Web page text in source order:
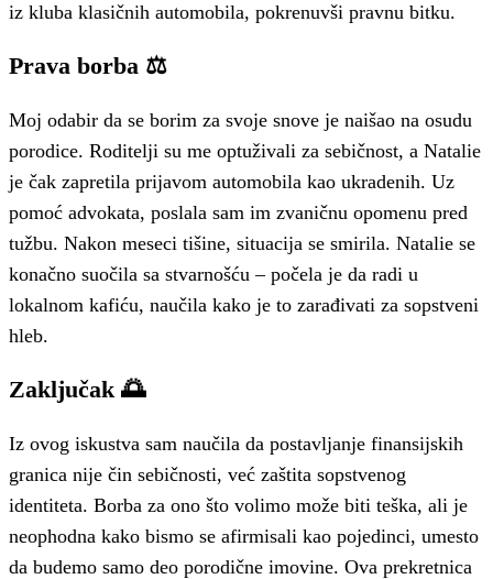
iz kluba klasičnih automobila, pokrenuvši pravnu bitku.
Prava borba ⚖️
Moj odabir da se borim za svoje snove je naišao na osudu
porodice. Roditelji su me optuživali za sebičnost, a Natalie
je čak zapretila prijavom automobila kao ukradenih. Uz
pomoć advokata, poslala sam im zvaničnu opomenu pred
tužbu. Nakon meseci tišine, situacija se smirila. Natalie se
konačno suočila sa stvarnošću – počela je da radi u
lokalnom kafiću, naučila kako je to zarađivati za sopstveni
hleb.
Zaključak 🌅
Iz ovog iskustva sam naučila da postavljanje finansijskih
granica nije čin sebičnosti, već zaštita sopstvenog
identiteta. Borba za ono što volimo može biti teška, ali je
neophodna kako bismo se afirmisali kao pojedinci, umesto
da budemo samo deo porodične imovine. Ova prekretnica